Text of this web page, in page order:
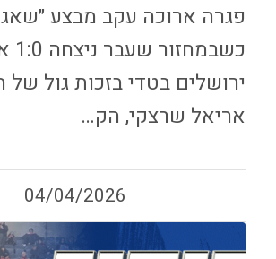
פגרה ארוכה עקב מבצע
ירושלים בטדי בזכות גול של
אריאל שרצקי, הק…
04/04/2026